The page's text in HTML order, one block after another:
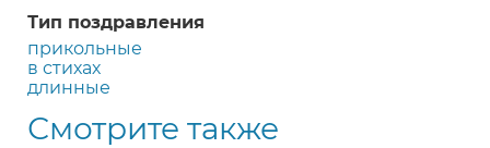
Тип поздравления
прикольные
в стихах
длинные
Смотрите также